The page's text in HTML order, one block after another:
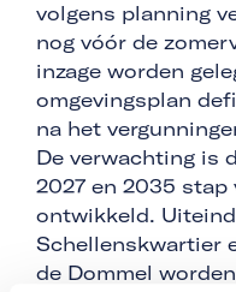
volgens planning
nog vóór de
inzage worden
omgevingsplan
na het
De verwachting is
2027 en 2035
ontwikkeld.
Schellenskwartier
de Dommel